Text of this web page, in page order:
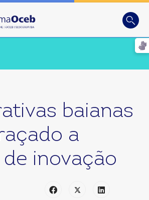
Busca
baianas
a
inovação